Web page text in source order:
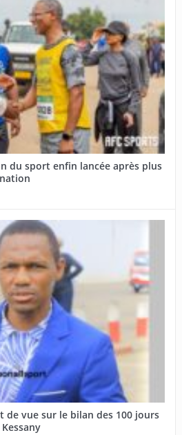
du sport enfin lancée après plus
de vue sur le bilan des 100 jours